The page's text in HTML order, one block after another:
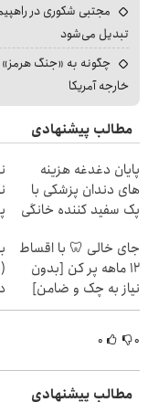
مجتبی شکوری در
تبدیل می‌شود
چگونه به «جنگ هرمز»
خارجه آمریکا
مطالب پیشنهادی
پایان دغدغه هزینه
های دندان پزشکی با
پک سفید کننده خانگی
جای خالی 🦷 با اقساط
12 ماهه پر کن [بدون
نیاز به چک و ضامن]
۰ ۰
مطالب پیشنهادی